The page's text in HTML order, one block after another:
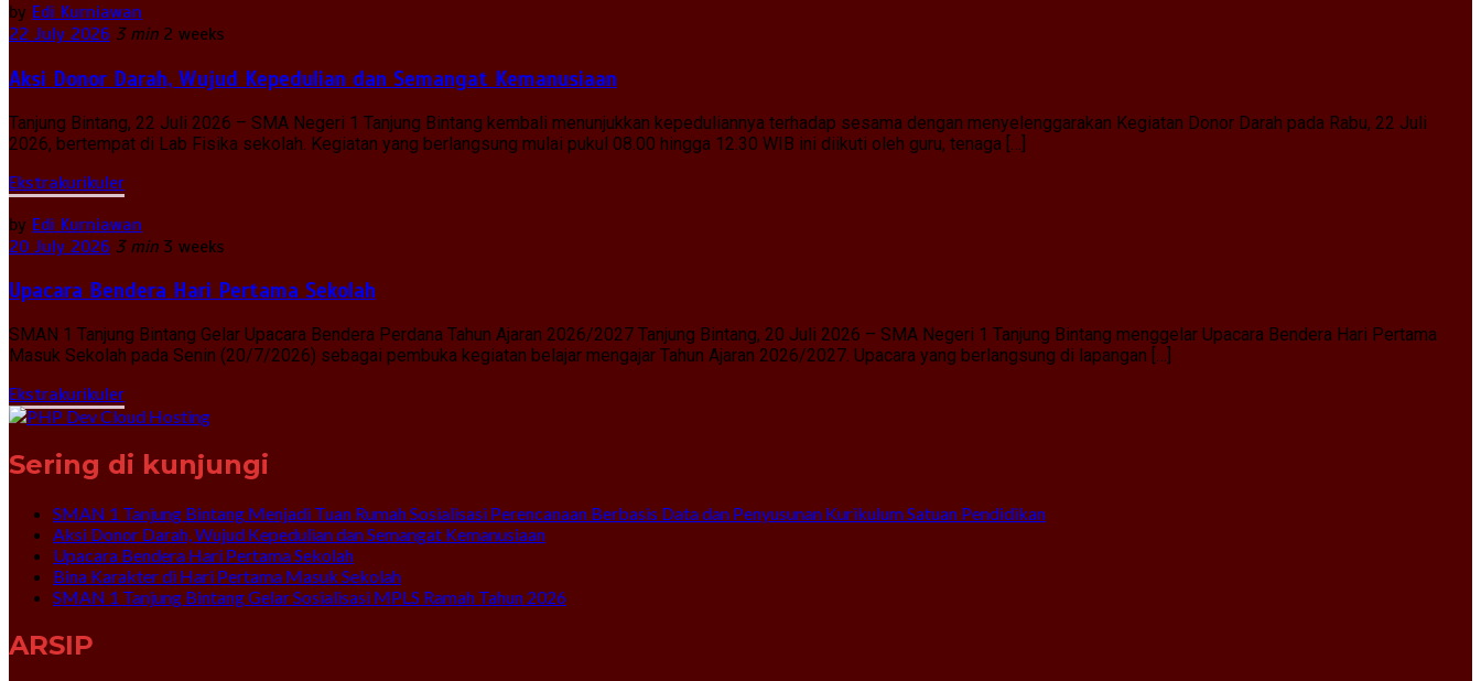
by Edi Kurniawan
22 July 2026 3 min 2 weeks
Aksi Donor Darah, Wujud Kepedulian dan Semangat Kemanusiaan
Tanjung Bintang, 22 Juli 2026 – SMA Negeri 1 Tanjung Bintang kembali menunjukkan kepeduliannya terhadap sesama dengan menyelenggarakan Kegiatan Donor Darah pada Rabu, 22 Juli
2026, bertempat di Lab Fisika sekolah. Kegiatan yang berlangsung mulai pukul 08.00 hingga 12.30 WIB ini diikuti oleh guru, tenaga […]
Ekstrakurikuler
by Edi Kurniawan
20 July 2026 3 min 3 weeks
Upacara Bendera Hari Pertama Sekolah
SMAN 1 Tanjung Bintang Gelar Upacara Bendera Perdana Tahun Ajaran 2026/2027 Tanjung Bintang, 20 Juli 2026 – SMA Negeri 1 Tanjung Bintang menggelar Upacara Bendera Hari Pertama
Masuk Sekolah pada Senin (20/7/2026) sebagai pembuka kegiatan belajar mengajar Tahun Ajaran 2026/2027. Upacara yang berlangsung di lapangan […]
Ekstrakurikuler
Sering di kunjungi
SMAN 1 Tanjung Bintang Menjadi Tuan Rumah Sosialisasi Perencanaan Berbasis Data dan Penyusunan Kurikulum Satuan Pendidikan
Aksi Donor Darah, Wujud Kepedulian dan Semangat Kemanusiaan
Upacara Bendera Hari Pertama Sekolah
Bina Karakter di Hari Pertama Masuk Sekolah
SMAN 1 Tanjung Bintang Gelar Sosialisasi MPLS Ramah Tahun 2026
ARSIP